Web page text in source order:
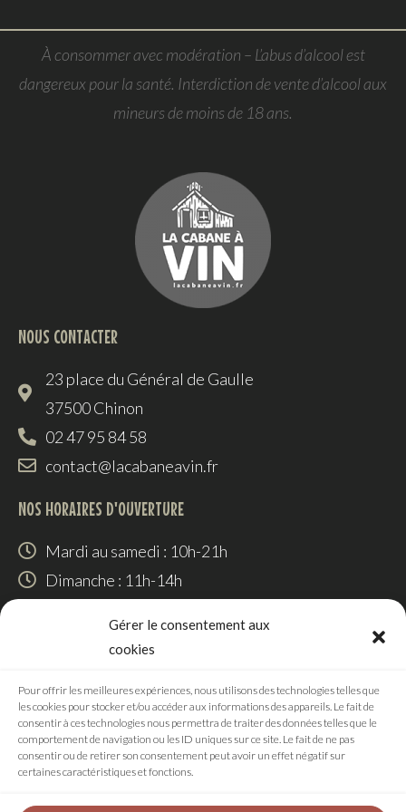
Gérer le consentement aux
cookies
Pour offrir les meilleures expériences, nous utilisons des technologies telles que
les cookies pour stocker et/ou accéder aux informations des appareils. Le fait de
consentir à ces technologies nous permettra de traiter des données telles que le
comportement de navigation ou les ID uniques sur ce site. Le fait de ne pas
consentir ou de retirer son consentement peut avoir un effet négatif sur
certaines caractéristiques et fonctions.
À consommer avec modération – L’abus d’alcool est
dangereux pour la santé. Interdiction de vente d’alcool aux
mineurs de moins de 18 ans.
NOUS CONTACTER
23 place du Général de Gaulle
37500 Chinon
02 47 95 84 58
contact@lacabaneavin.fr
NOS HORAIRES D'OUVERTURE
Mardi au samedi : 10h-21h
Dimanche : 11h-14h
RÉALISATION